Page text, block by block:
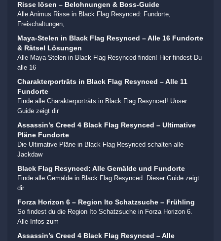
Risse lösen – Belohnungen & Boss-Guide
Alle Animus Risse in Black Flag Resynced: Fundorte,
Freischaltungen,
Maya-Stelen in Black Flag Resynced – Alle 16 Fundorte
& Rätsel Lösungen
Alle Maya-Stelen in Black Flag Resynced finden! Hier findest Du
alle 16
Charakterporträts in Black Flag Resynced – Alle 11
Fundorte
Finde alle Charakterporträts in Black Flag Resynced! Unser
Guide zeigt dir
Assassin’s Creed 4 Black Flag Resynced – Ultimative
Pläne Fundorte
Die Ultimative Pläne in Black Flag Resynced schalten alle
Jackdaw
Black Flag Resynced: Alle Gemälde und Fundorte
Finde alle Gemälde in Black Flag Resynced. Dieser Guide zeigt
dir
Forza Horizon 6 – Region Ito Schatzsuche – Frühling
So findest du die Region Ito Schatzsuche in Forza Horizon 6.
Alle Infos zum
Assassin’s Creed 4 Black Flag Resynced – Alle